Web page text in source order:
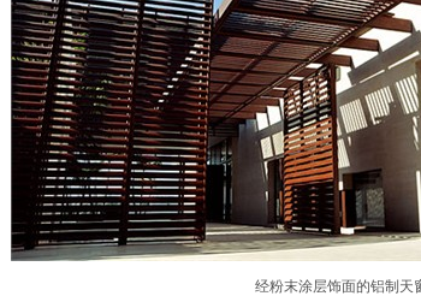
经粉末涂层饰面的铝制天